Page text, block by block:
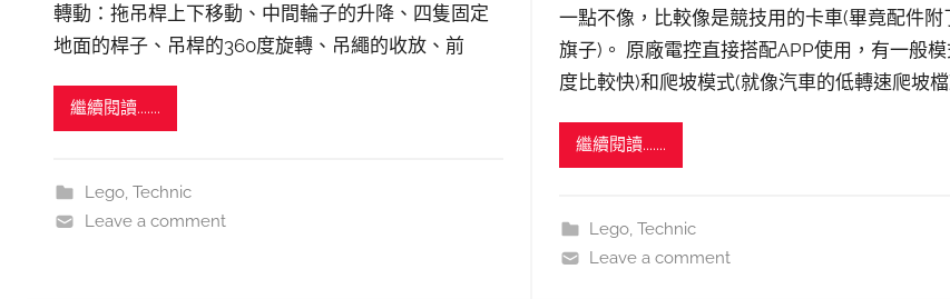
轉動：拖吊桿上下移動、中間輪子的升降、四隻固定
地面的桿子、吊桿的360度旋轉、吊繩的收放、前
繼續閱讀.......
Lego, Technic
Leave a comment
一點不像，比較像是競技用的卡車(畢竟配件附
旗子)。 原廠電控直接搭配APP使用，有一般模
度比較快)和爬坡模式(就像汽車的低轉速爬坡
繼續閱讀.......
Lego,Technic
Leave a comment